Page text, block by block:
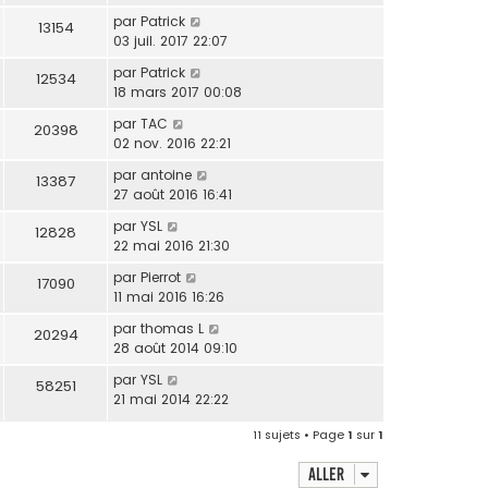
13154 par Patrick
03 juil. 2017 22:07
12534 par Patrick
18 mars 2017 00:08
20398 par TAC
02 nov. 2016 22:21
13387 par antoine
27 août 2016 16:41
12828 par YSL
22 mai 2016 21:30
17090 par Pierrot
11 mai 2016 16:26
20294 par thomas L
28 août 2014 09:10
58251 par YSL
21 mai 2014 22:22
11 sujets • Page1 sur1
Aller